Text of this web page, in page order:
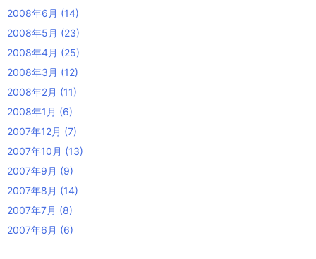
2008年6月 (14)
2008年5月 (23)
2008年4月 (25)
2008年3月 (12)
2008年2月 (11)
2008年1月 (6)
2007年12月 (7)
2007年10月 (13)
2007年9月 (9)
2007年8月 (14)
2007年7月 (8)
2007年6月 (6)